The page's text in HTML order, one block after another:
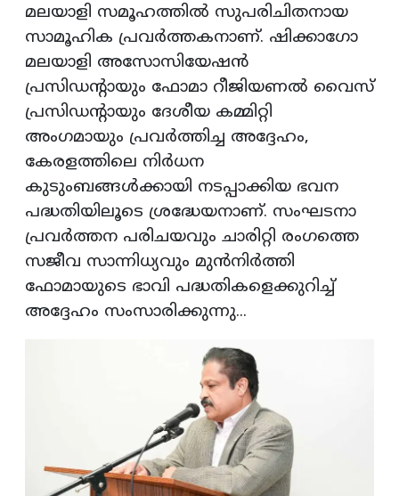
മലയാളി സമൂഹത്തിൽ സുപരിചിതനായ
സാമൂഹിക പ്രവർത്തകനാണ്. ഷിക്കാഗോ
മലയാളി അസോസിയേഷൻ
പ്രസിഡന്റായും ഫോമാ റീജിയണൽ വൈസ്
പ്രസിഡന്റായും ദേശീയ കമ്മിറ്റി
അംഗമായും പ്രവർത്തിച്ച അദ്ദേഹം,
കേരളത്തിലെ നിർധന
കുടുംബങ്ങൾക്കായി നടപ്പാക്കിയ ഭവന
പദ്ധതിയിലൂടെ ശ്രദ്ധേയനാണ്. സംഘടനാ
പ്രവർത്തന പരിചയവും ചാരിറ്റി രംഗത്തെ
സജീവ സാന്നിധ്യവും മുൻനിർത്തി
ഫോമായുടെ ഭാവി പദ്ധതികളെക്കുറിച്ച്
അദ്ദേഹം സംസാരിക്കുന്നു...